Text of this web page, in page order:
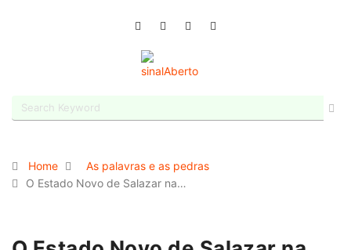
Home
As palavras e as pedras
O Estado Novo de Salazar na…